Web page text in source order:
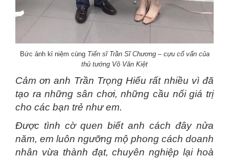
Bức ảnh kỉ niệm cùng Tiến sĩ Trần Sĩ Chương – cựu cố vấn của
thủ tướng Võ Văn Kiệt
Cảm ơn anh Trần Trọng Hiếu rất nhiều vì đã
tạo ra những sân chơi, những cầu nối giá trị
cho các bạn trẻ như em.
Được tình cờ quen biết anh cách đây nửa
năm, em luôn ngưỡng mộ phong cách doanh
nhân vừa thành đạt, chuyên nghiệp lại hoà